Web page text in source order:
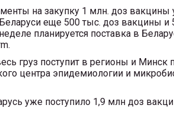
на закупку 1 млн. доз вакцины
еще 500 тыс. доз вакцины
планируется поставка в
груз поступит в регионы и
центра эпидемиологии и
уже поступило 1,9 млн доз